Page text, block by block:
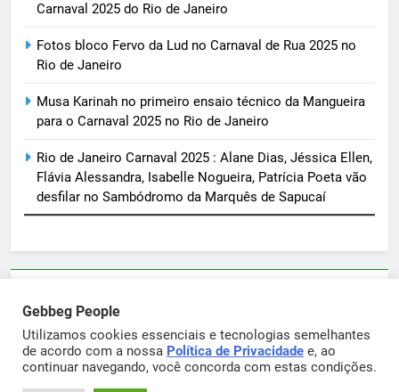
Carnaval 2025 do Rio de Janeiro
Fotos bloco Fervo da Lud no Carnaval de Rua 2025 no
Rio de Janeiro
Musa Karinah no primeiro ensaio técnico da Mangueira
para o Carnaval 2025 no Rio de Janeiro
Rio de Janeiro Carnaval 2025 : Alane Dias, Jéssica Ellen,
Flávia Alessandra, Isabelle Nogueira, Patrícia Poeta vão
desfilar no Sambódromo da Marquês de Sapucaí
sortimentos@yahoo.com.br
Gebbeg Powered ByBlazeThemes.
Gebbeg People
Utilizamos cookies essenciais e tecnologias semelhantes
de acordo com a nossa Política de Privacidade e, ao
continuar navegando, você concorda com estas condições.